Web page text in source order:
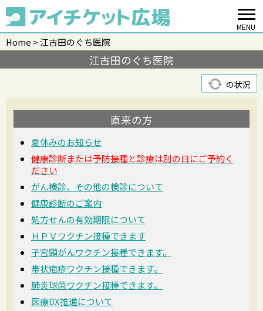
MENU
Home 江古田のぐち医院
江古田のぐち医院
の状況
直来の方
夏休みのお知らせ
健康診断または予防接種と診療は別の日にご予約く
ださい
がん検診、その他の検診について
健康診断のご案内
処方せんの有効期限について
ＨＰＶワクチン接種できます
子宮頸がんワクチン接種できます。
帯状疱疹ワクチン接種できます。
肺炎球菌ワクチン接種できます。
医療DX推進について